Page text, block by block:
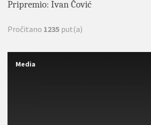
Pripremio: Ivan Čović
Pročitano 1235 put(a)
Media